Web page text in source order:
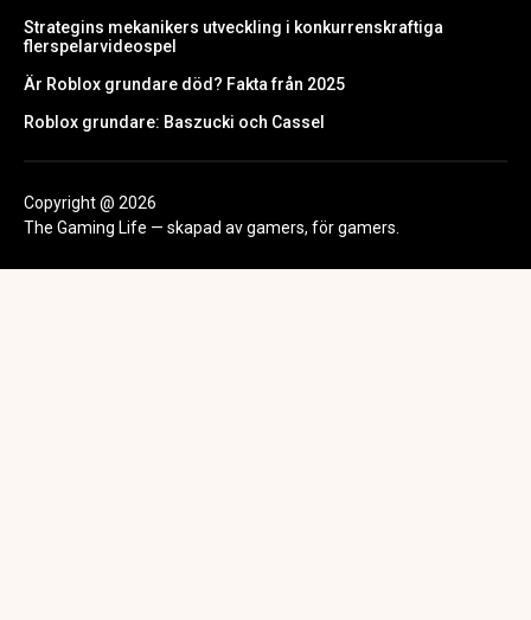
Strategins mekanikers utveckling i konkurrenskraftiga
flerspelarvideospel
Är Roblox grundare död? Fakta från 2025
Roblox grundare: Baszucki och Cassel
Copyright @ 2026
The Gaming Life — skapad av gamers, för gamers.